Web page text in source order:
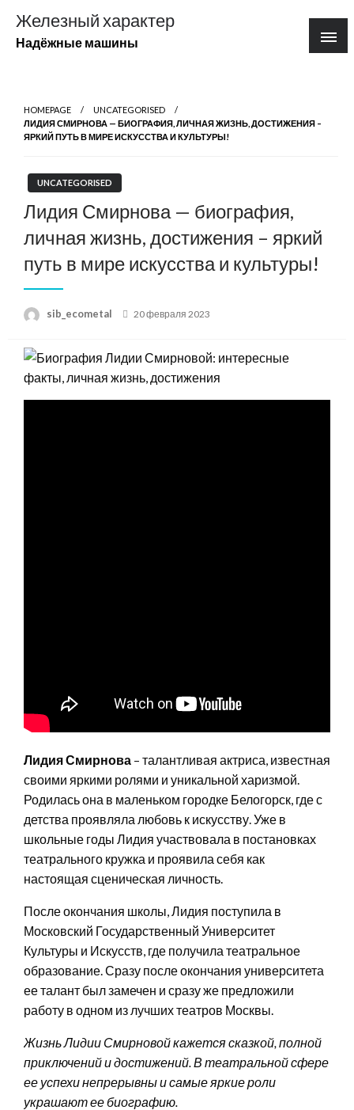
содержимому
Железный характер
Надёжные машины
HOMEPAGE
UNCATEGORISED
ЛИДИЯ СМИРНОВА — БИОГРАФИЯ, ЛИЧНАЯ ЖИЗНЬ, ДОСТИЖЕНИЯ –
ЯРКИЙ ПУТЬ В МИРЕ ИСКУССТВА И КУЛЬТУРЫ!
UNCATEGORISED
Лидия Смирнова — биография,
личная жизнь, достижения – яркий
путь в мире искусства и культуры!
sib_ecometal
Posted
20 февраля 2023
Лидия Смирнова – талантливая актриса, известная
своими яркими ролями и уникальной харизмой.
Родилась она в маленьком городке Белогорск, где с
детства проявляла любовь к искусству. Уже в
школьные годы Лидия участвовала в постановках
театрального кружка и проявила себя как
настоящая сценическая личность.
После окончания школы, Лидия поступила в
Московский Государственный Университет
Культуры и Искусств, где получила театральное
образование. Сразу после окончания университета
ее талант был замечен и сразу же предложили
работу в одном из лучших театров Москвы.
Жизнь Лидии Смирновой кажется сказкой, полной
приключений и достижений. В театральной сфере
ее успехи непрерывны и самые яркие роли
украшают ее биографию.